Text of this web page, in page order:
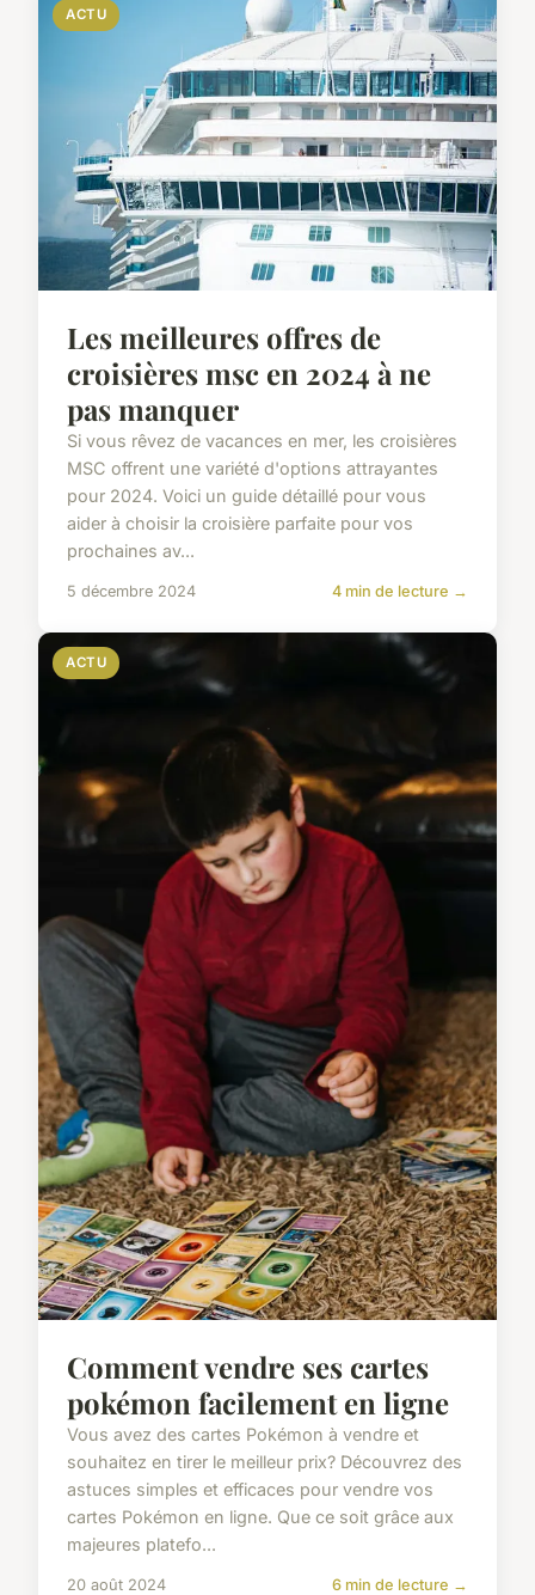
ACTU
Les meilleures offres de
croisières msc en 2024 à ne
pas manquer
Si vous rêvez de vacances en mer, les croisières
MSC offrent une variété d'options attrayantes
pour 2024. Voici un guide détaillé pour vous
aider à choisir la croisière parfaite pour vos
prochaines av...
5 décembre 2024 4 min de lecture →
ACTU
Comment vendre ses cartes
pokémon facilement en ligne
Vous avez des cartes Pokémon à vendre et
souhaitez en tirer le meilleur prix? Découvrez des
astuces simples et efficaces pour vendre vos
cartes Pokémon en ligne. Que ce soit grâce aux
majeures platefo...
20 août 2024 6 min de lecture →